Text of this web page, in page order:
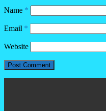
Name *
Email *
Website